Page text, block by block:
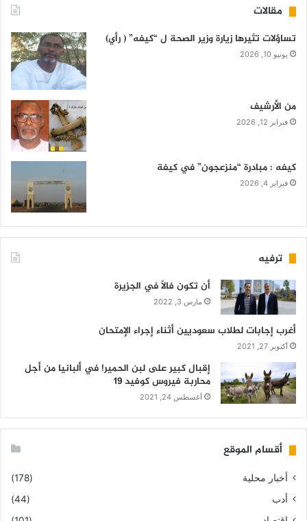
مقالات
تساؤلات تثيرها زيارة وزير الصحة ل “كيفه” ( رأي)
يونيو 10, 2026
من الأرشيف
فبراير 12, 2026
كيفه : مبادرة “منزعجون” في كيفة
فبراير 4, 2026
ترفيه
أن تكون فالاً في الجزيرة
مارس 3, 2022
أغرب إجابات لطلاب سعوديين أثناء إجراء الإمتحان
أكتوبر 27, 2021
إقبال كبير على لبن الحمير! في ألبانيا من أجل
محاربة فيروس كوفيد 19
أغسطس 24, 2021
أقسام الموقع
أخبار محلية
(178)
أدب
(44)